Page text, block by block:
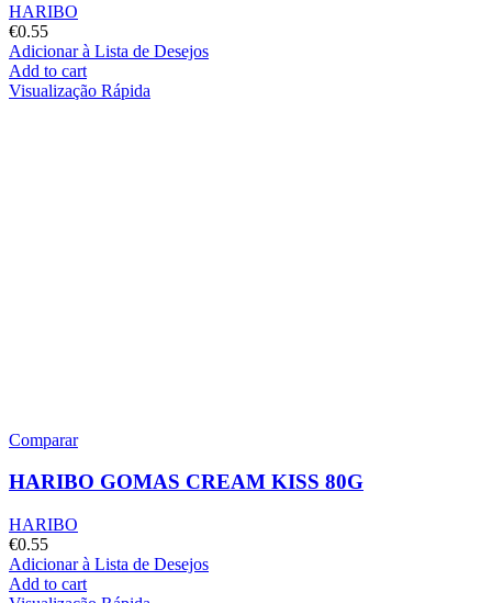
HARIBO
€0.55
Adicionar à Lista de Desejos
Add to cart
Visualização Rápida
Comparar
HARIBO GOMAS CREAM KISS 80G
HARIBO
€0.55
Adicionar à Lista de Desejos
Add to cart